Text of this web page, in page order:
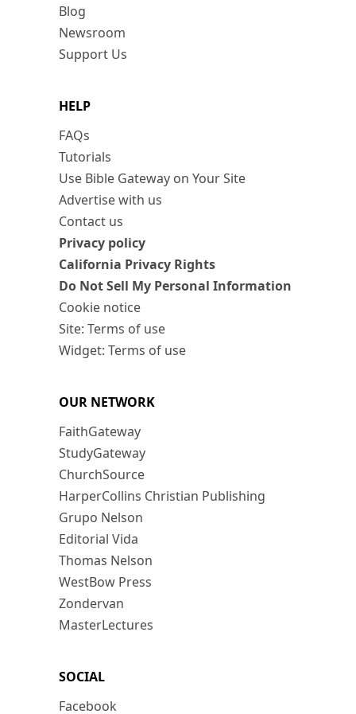
Blog
Newsroom
Support Us
HELP
FAQs
Tutorials
Use Bible Gateway on Your Site
Advertise with us
Contact us
Privacy policy
California Privacy Rights
Do Not Sell My Personal Information
Cookie notice
Site: Terms of use
Widget: Terms of use
OUR NETWORK
FaithGateway
StudyGateway
ChurchSource
HarperCollins Christian Publishing
Grupo Nelson
Editorial Vida
Thomas Nelson
WestBow Press
Zondervan
MasterLectures
SOCIAL
Facebook